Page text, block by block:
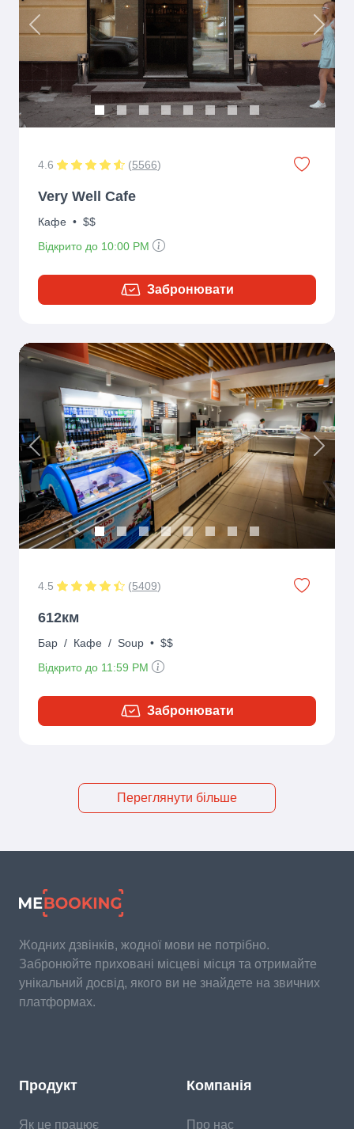
Previous Next
4.6 (5566)
Very Well Cafe
Кафе • $$
Відкрито до 10:00 PM
Забронювати
Previous Next
4.5 (5409)
612км
Бар / Кафе / Soup • $$
Відкрито до 11:59 PM
Забронювати
Переглянути більше
Жодних дзвінків, жодної мови не потрібно.
Забронюйте приховані місцеві місця та отримайте
унікальний досвід, якого ви не знайдете на звичних
платформах.
Продукт
Як це працює
Компанія
Про нас